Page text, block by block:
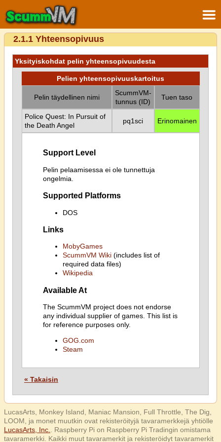
2.1.1 Yhteensopivuus
Yksityiskohdat pelin yhteensopivuudesta
Pelien yhteensopivuuskartoitus
Pelin täydellinen nimi
ScummVM-
tunnus (ID)
Tuen taso
Police Quest: In Pursuit of
the Death Angel
pq1sci Erinomainen
Support Level
Pelin pelaamisessa ei ole tunnettuja
ongelmia.
Supported Platforms
DOS
Links
MobyGames
ScummVM Wiki(includes list of
required data files)
Wikipedia
Available At
The ScummVM project does not endorse
any individual supplier of games. This list is
for reference purposes only.
GOG.com
Steam
« Takaisin
LucasArts, Monkey Island, Maniac Mansion, Full Throttle, The Dig,
LOOM, ja monet muutkin ovat rekisteröityjä tavaramerkkejä yhtiölle
LucasArts, Inc.
. Raspberry Pi on Raspberry Pi Tradingin omistama
tavaramerkki. Kaikki muut tavaramerkit ja rekisteröidyt tavaramerkit